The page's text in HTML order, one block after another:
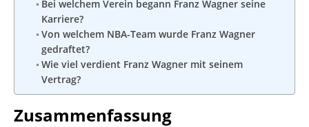
Bei welchem Verein begann Franz Wagner seine
Karriere?
Von welchem NBA-Team wurde Franz Wagner
gedraftet?
Wie viel verdient Franz Wagner mit seinem
Vertrag?
Zusammenfassung